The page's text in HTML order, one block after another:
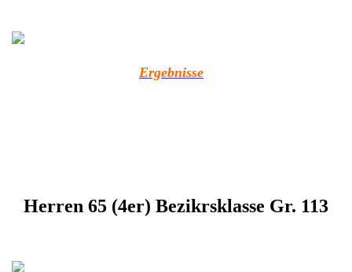
Ergebnisse
Herren 65 (4er) Bezikrsklasse Gr. 113